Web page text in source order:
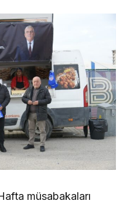
müsabakaları